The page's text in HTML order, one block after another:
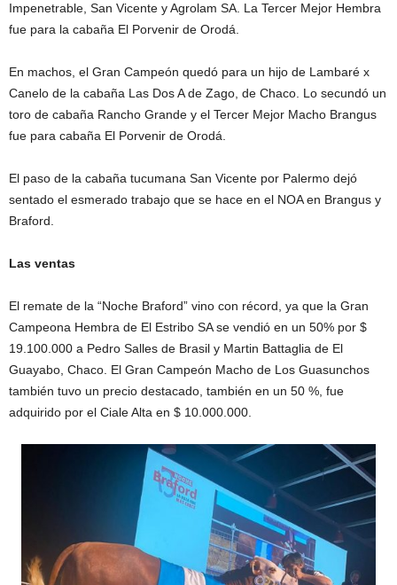
Impenetrable, San Vicente y Agrolam SA. La Tercer Mejor Hembra
fue para la cabaña El Porvenir de Orodá.
En machos, el Gran Campeón quedó para un hijo de Lambaré x
Canelo de la cabaña Las Dos A de Zago, de Chaco. Lo secundó un
toro de cabaña Rancho Grande y el Tercer Mejor Macho Brangus
fue para cabaña El Porvenir de Orodá.
El paso de la cabaña tucumana San Vicente por Palermo dejó
sentado el esmerado trabajo que se hace en el NOA en Brangus y
Braford.
Las ventas
El remate de la “Noche Braford” vino con récord, ya que la Gran
Campeona Hembra de El Estribo SA se vendió en un 50% por $
19.100.000 a Pedro Salles de Brasil y Martin Battaglia de El
Guayabo, Chaco. El Gran Campeón Macho de Los Guasunchos
también tuvo un precio destacado, también en un 50 %, fue
adquirido por el Ciale Alta en $ 10.000.000.